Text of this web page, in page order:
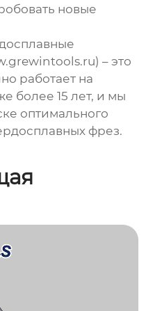
новые
– это
работает на
более 15 лет, и мы
оптимального
фрез.